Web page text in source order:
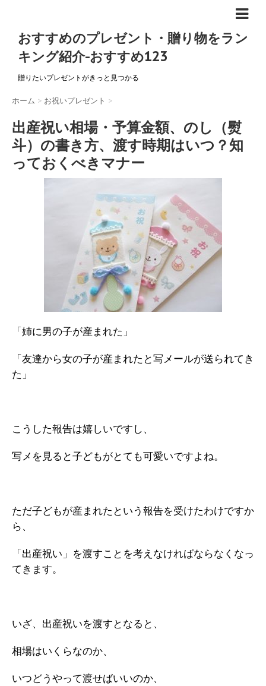
おすすめのプレゼント・贈り物をラン
キング紹介-おすすめ123
贈りたいプレゼントがきっと見つかる
ホーム > お祝いプレゼント >
出産祝い相場・予算金額、のし（熨
斗）の書き方、渡す時期はいつ？知
っておくべきマナー
「姉に男の子が産まれた」
「友達から女の子が産まれたと写メールが送られてき
た」
こうした報告は嬉しいですし、
写メを見ると子どもがとても可愛いですよね。
ただ子どもが産まれたという報告を受けたわけですか
ら、
「出産祝い」を渡すことを考えなければならなくなっ
てきます。
いざ、出産祝いを渡すとなると、
相場はいくらなのか、
いつどうやって渡せばいいのか、